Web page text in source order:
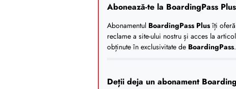
Abonează-te la BoardingPass Plus
Abonamentul BoardingPass Plusîți oferă
reclame a site-ului nostru și acces la
obținute în exclusivitate de BoardingPass.
Deții deja un abonament